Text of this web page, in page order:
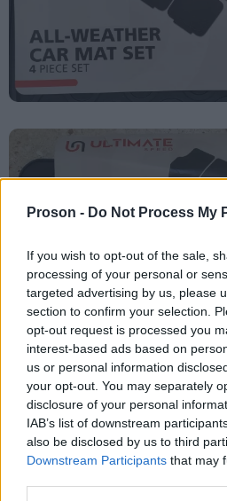
Proson - Do Not Process My
If you wish to opt-out of the sale,
processing of your personal or
targeted advertising by us, please
section to confirm your selection.
opt-out request is processed you
interest-based ads based on
us or personal information
your opt-out. You may separately
disclosure of your personal
IAB’s list of downstream
also be disclosed by us to third
Downstream Participants that may